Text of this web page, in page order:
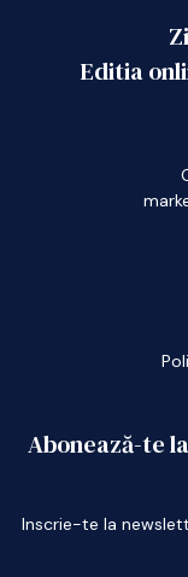
Editia
Abonează-te
Inscrie-te la